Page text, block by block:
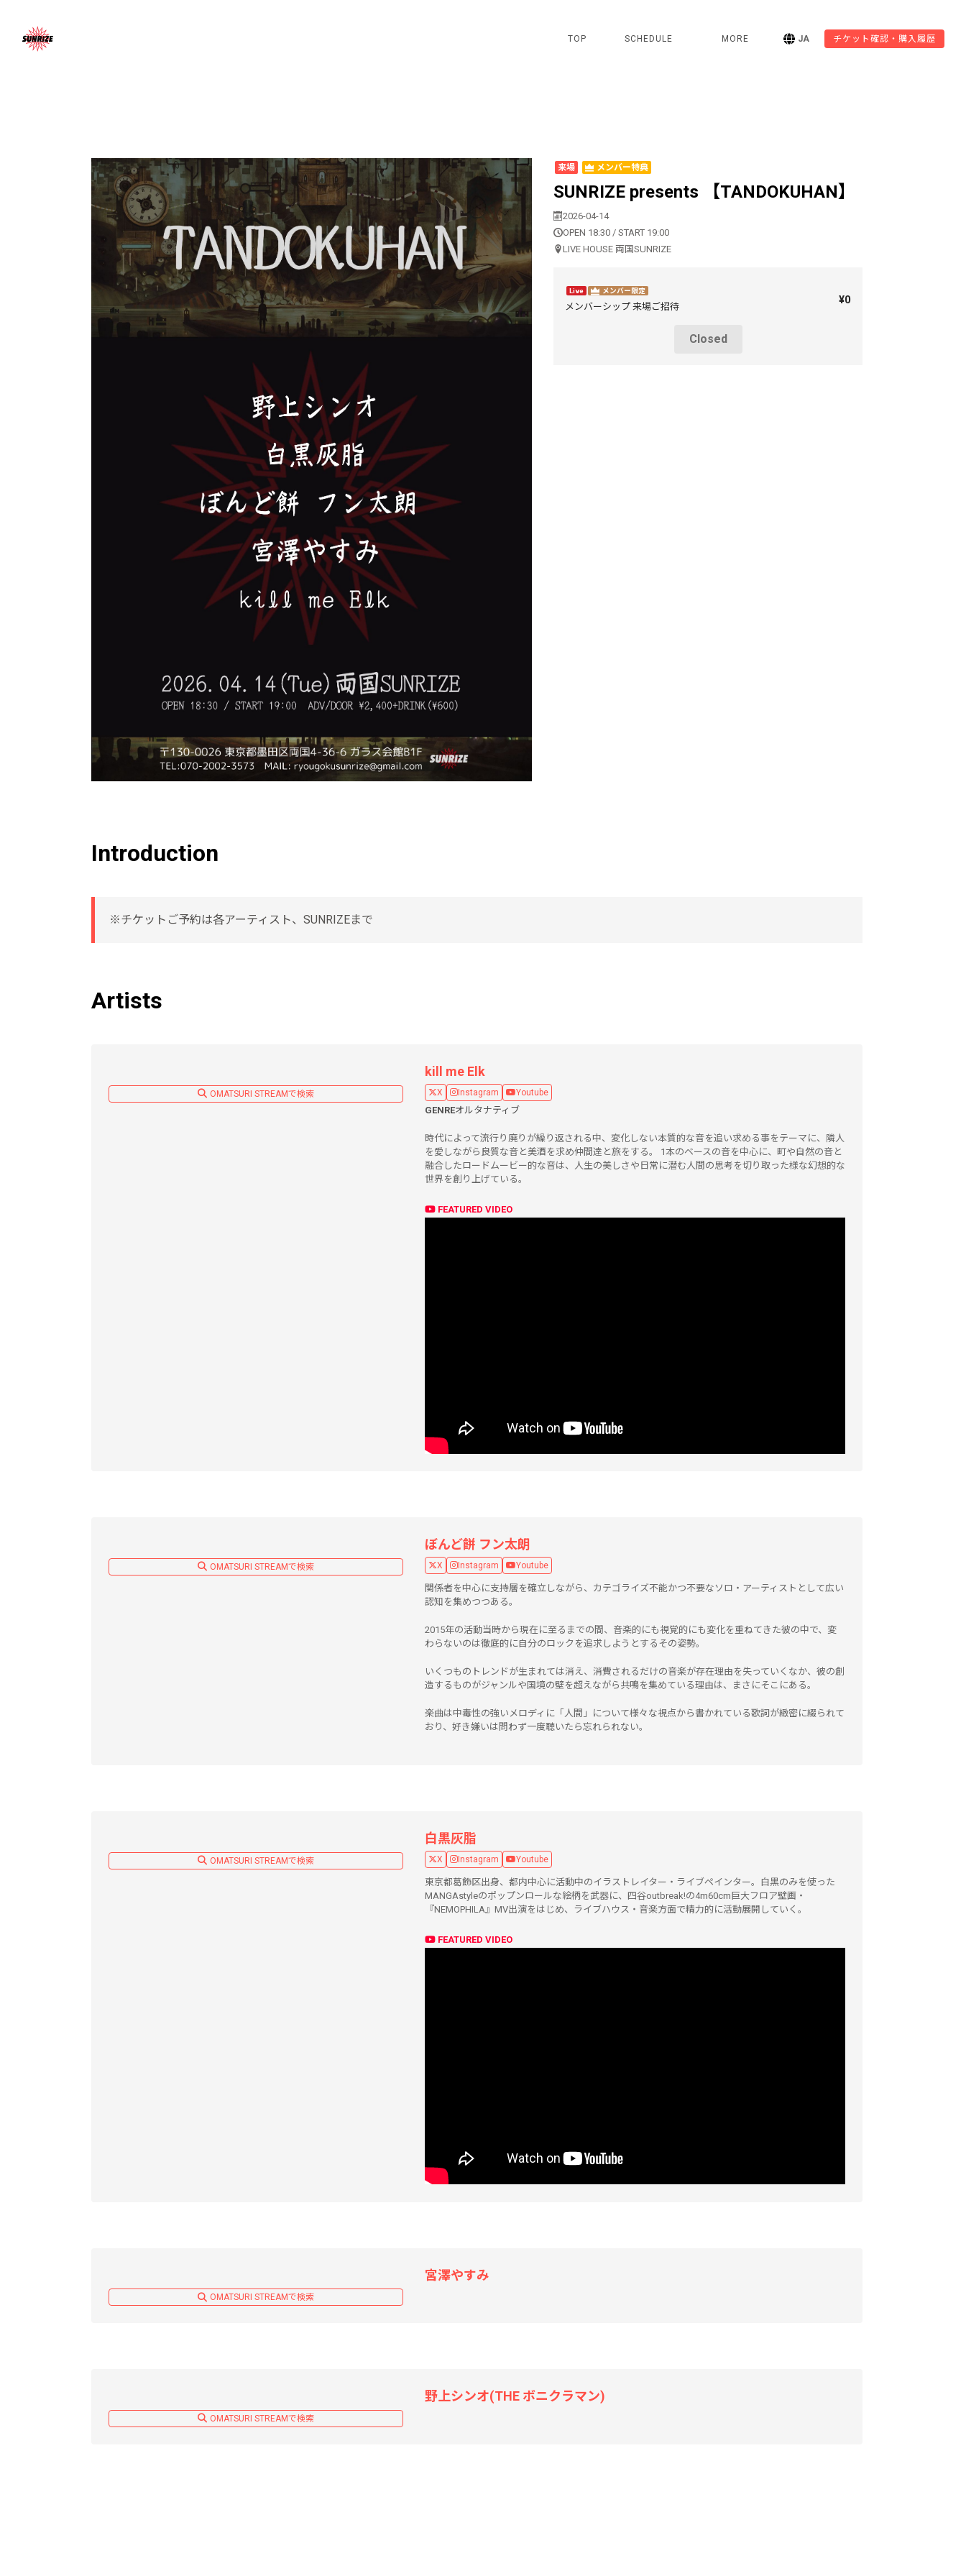
TOP SCHEDULE MORE JA チケット確認・購入履歴
来場 メンバー特典
SUNRIZE presents 【TANDOKUHAN】
2026-04-14
OPEN 18:30 / START 19:00
LIVE HOUSE 両国SUNRIZE
Live メンバー限定
メンバーシップ 来場ご招待
¥0
Closed
Introduction
※チケットご予約は各アーティスト、SUNRIZEまで
Artists
OMATSURI STREAMで検索
kill me Elk
X Instagram Youtube
GENREオルタナティブ
時代によって流行り廃りが繰り返される中、変化しない本質的な音を追い求める事をテーマに、隣人
を愛しながら良質な音と美酒を求め仲間達と旅をする。 1本のベースの音を中心に、町や自然の音と
融合したロードムービー的な音は、人生の美しさや日常に潜む人間の思考を切り取った様な幻想的な
世界を創り上げている。
FEATURED VIDEO
OMATSURI STREAMで検索
ぼんど餅 フン太朗
X Instagram Youtube
関係者を中心に支持層を確立しながら、カテゴライズ不能かつ不要なソロ・アーティストとして広い
認知を集めつつある。
2015年の活動当時から現在に至るまでの間、音楽的にも視覚的にも変化を重ねてきた彼の中で、変
わらないのは徹底的に自分のロックを追求しようとするその姿勢。
いくつものトレンドが生まれては消え、消費されるだけの音楽が存在理由を失っていくなか、彼の創
造するものがジャンルや国境の壁を超えながら共鳴を集めている理由は、まさにそこにある。
楽曲は中毒性の強いメロディに「人間」について様々な視点から書かれている歌詞が緻密に綴られて
おり、好き嫌いは問わず一度聴いたら忘れられない。
OMATSURI STREAMで検索
白黒灰脂
X Instagram Youtube
東京都葛飾区出身、都内中心に活動中のイラストレイター・ライブペインター。白黒のみを使った
MANGAstyleのポップンロールな絵柄を武器に、四谷outbreak!の4m60cm巨大フロア壁画・
『NEMOPHILA』MV出演をはじめ、ライブハウス・音楽方面で精力的に活動展開していく。
FEATURED VIDEO
OMATSURI STREAMで検索
宮澤やすみ
OMATSURI STREAMで検索
野上シンオ(THE ボニクラマン)